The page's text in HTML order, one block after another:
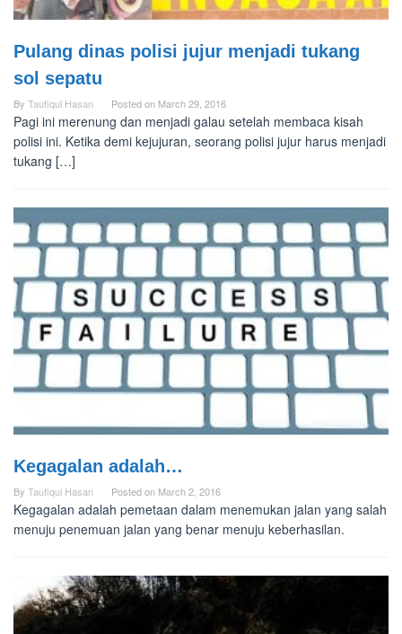
Pulang dinas polisi jujur menjadi tukang
sol sepatu
By Taufiqul Hasan Posted on March 29, 2016
Pagi ini merenung dan menjadi galau setelah membaca kisah
polisi ini. Ketika demi kejujuran, seorang polisi jujur harus menjadi
tukang […]
Kegagalan adalah…
By Taufiqul Hasan Posted on March 2, 2016
Kegagalan adalah pemetaan dalam menemukan jalan yang salah
menuju penemuan jalan yang benar menuju keberhasilan.